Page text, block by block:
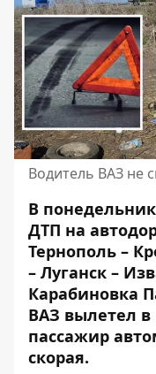
Водитель ВАЗ не
В
ДТП на
Тернополь –
– Луганск –
Карабиновка
ВАЗ вылетел в
пассажир
скорая.